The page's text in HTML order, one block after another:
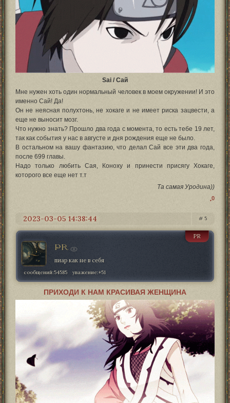
Sai / Сай
Мне нужен хоть один нормальный человек в моем окружении! И это
именно Сай! Да!
Он не неясная полухтонь, не хокаге и не имеет риска зацвести, а
еще не выносит мозг.
Что нужно знать? Прошло два года с момента, то есть тебе 19 лет,
так как события у нас в августе и дня рождения еще не было.
В остальном на вашу фантазию, что делал Сай все эти два года,
после 699 главы.
Надо только любить Сая, Коноху и принести присягу Хокаге,
которого все еще нет т.т
Та самая Уродина))
0
5
2023-03-05 14:38:44
PR
PR
пиар как не в себя
сообщений:54585 уважение:+51
ПРИХОДИ К НАМ КРАСИВАЯ ЖЕНЩИНА